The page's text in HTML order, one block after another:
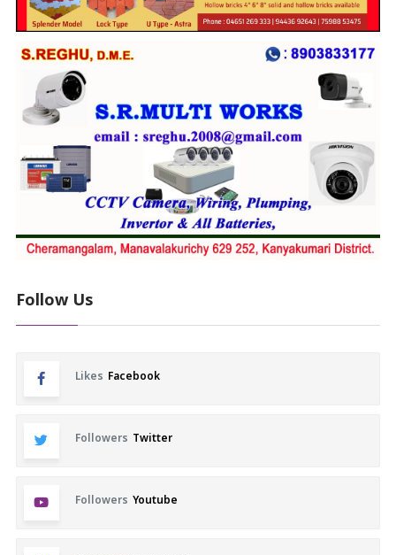
Follow Us
Likes Facebook
Followers Twitter
Followers Youtube